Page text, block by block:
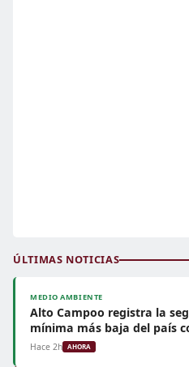
ÚLTIMAS NOTICIAS
MEDIO AMBIENTE
Alto Campoo registra la
mínima más baja del país
Hace 2h AHORA